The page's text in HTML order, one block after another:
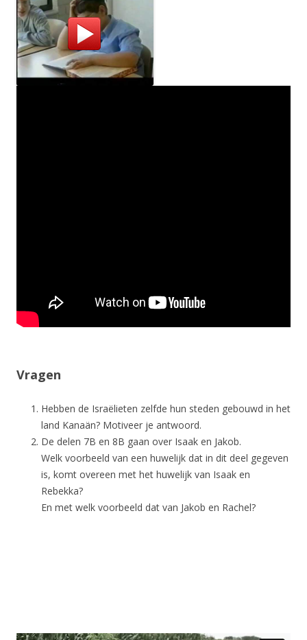
Vragen
Hebben de Israëlieten zelfde hun steden gebouwd in het
land Kanaän? Motiveer je antwoord.
De delen 7B en 8B gaan over Isaak en Jakob.
Welk voorbeeld van een huwelijk dat in dit deel gegeven
is, komt overeen met het huwelijk van Isaak en
Rebekka?
En met welk voorbeeld dat van Jakob en Rachel?